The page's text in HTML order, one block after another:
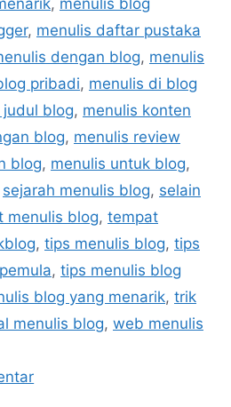
, menulis blog
, menulis daftar pustaka
dengan blog, menulis
pribadi, menulis di blog
judul blog, menulis konten
blog, menulis review
blog, menulis untuk blog,
sejarah menulis blog, selain
menulis blog, tempat
, tips menulis blog, tips
, tips menulis blog
blog yang menarik, trik
menulis blog, web menulis